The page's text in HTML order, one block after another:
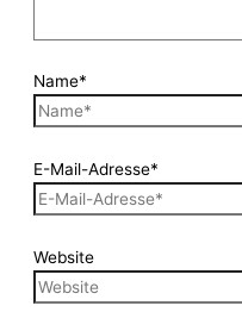
Name*
E-Mail-Adresse*
Website